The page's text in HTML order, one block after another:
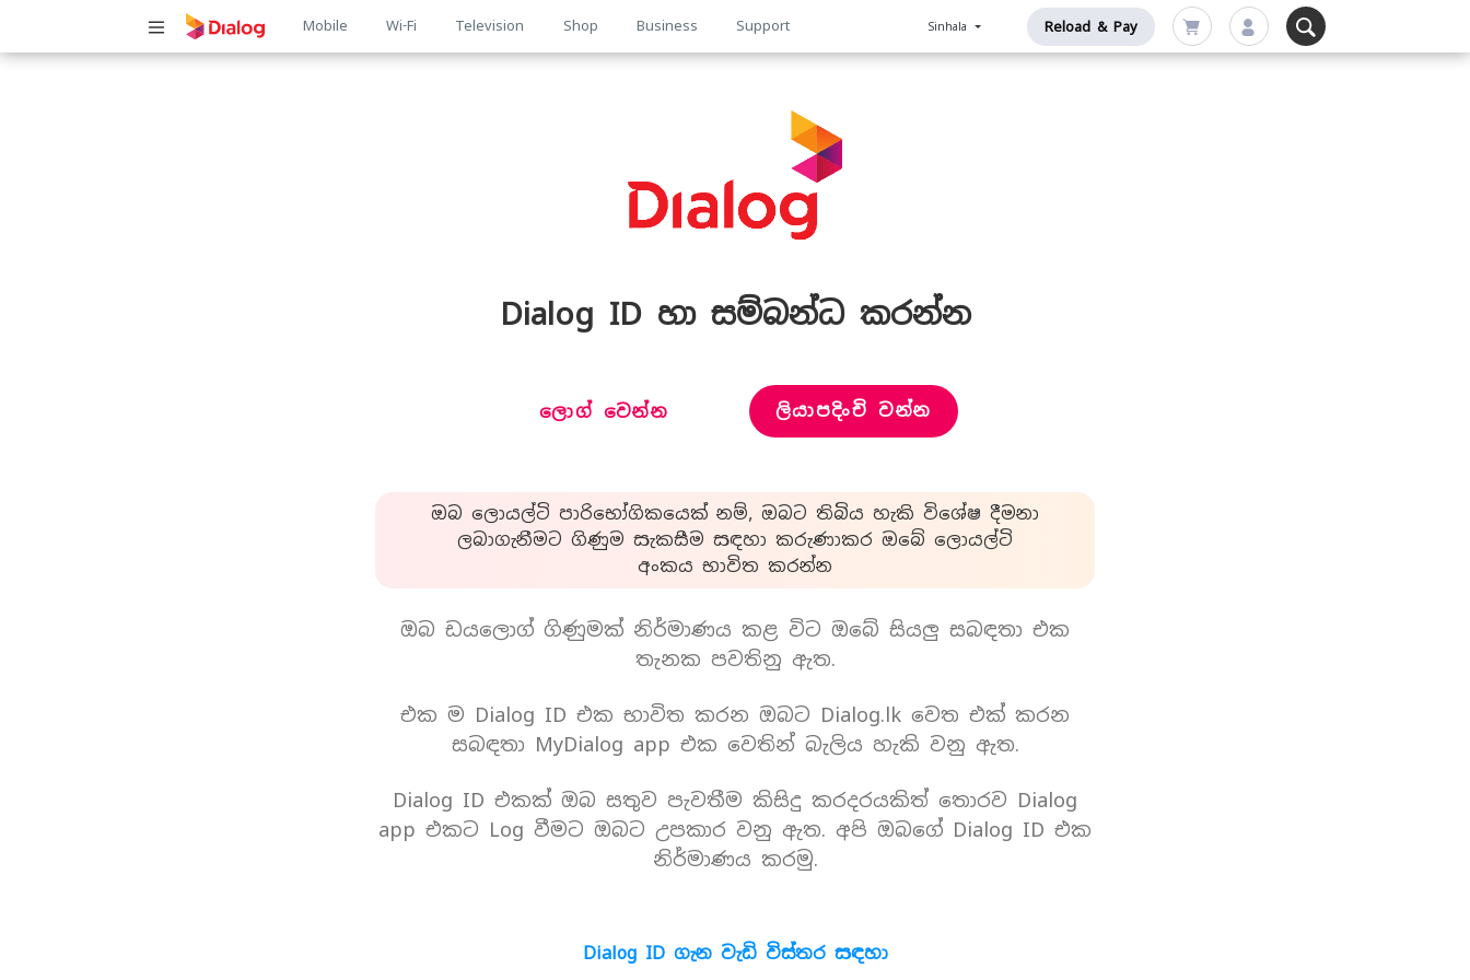
Main
Mobile Wi-Fi Television Shop Business Support Sinhala Reload & Pay
Dialog ID හා සම්බන්ධ කරන්න
ලොග් වෙන්න ලියාපදිංචි වන්න
ඔබ ලොයල්ටි පාරිභෝගිකයෙක් නම්, ඔබට තිබිය හැකි විශේෂ දීමනා
ලබාගැනීමට ගිණුම සැකසීම සඳහා කරුණාකර ඔබේ ලොයල්ටි
අංකය භාවිත කරන්න
ඔබ ඩයලොග් ගිණුමක් නිර්මාණය කළ විට ඔබේ සියලු සබඳතා එක
තැනක පවතිනු ඇත.
එක ම Dialog ID එක භාවිත කරන ඔබට Dialog.lk වෙත එක් කරන
සබඳතා MyDialog app එක වෙතින් බැලිය හැකි වනු ඇත.
Dialog ID එකක් ඔබ සතුව පැවතීම කිසිදු කරදරයකිත් තොරව Dialog
app එකට Log වීමට ඔබට උපකාර වනු ඇත. අපි ඔබගේ Dialog ID එක
නිර්මාණය කරමු.
Dialog ID ගැන වැඩි විස්තර සඳහා